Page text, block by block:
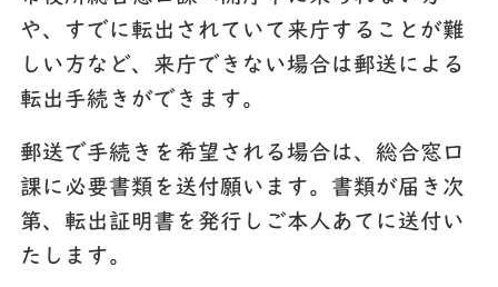
や、すでに転出されていて来庁することが難
しい方など、来庁できない場合は郵送による
転出手続きができます。
郵送で手続きを希望される場合は、総合窓口
課に必要書類を送付願います。書類が届き次
第、転出証明書を発行しご本人あてに送付い
たします。